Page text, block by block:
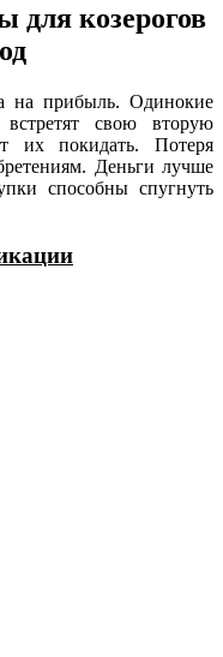
для козерогов
на прибыль. Одинокие
свою вторую
их покидать. Потеря
Деньги лучше
способны спугнуть